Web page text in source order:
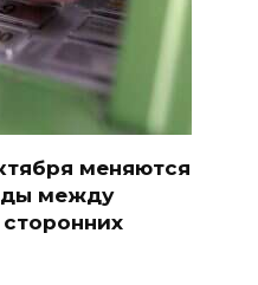
меняются
между